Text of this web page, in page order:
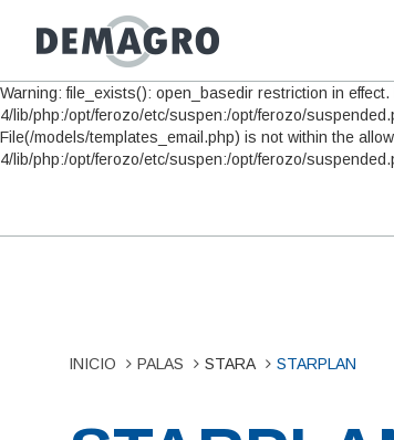
Warning: file_exists(): open_basedir restriction in
4/lib/php:/opt/ferozo/etc/suspen:/opt/ferozo/
File(/models/templates_email.php) is not within the
4/lib/php:/opt/ferozo/etc/suspen:/opt/ferozo/
INICIO PALAS STARA STARPLAN